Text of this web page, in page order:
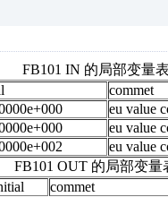
FB101 IN 的局部变量
commet
eu value
eu value
eu value
FB101 OUT 的局部变量
commet